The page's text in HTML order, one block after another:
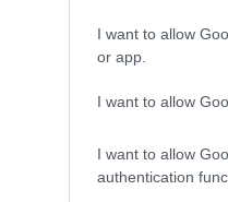
I want to allow
or app.
I want to allow
I want to allow
authentication
concept car, ο Πρόεδρος
MX-5, και ο κόσμος αγαπά
διατηρήσουμε ζωντανή τη
το διπλό περιστροφικό
όνειρο στο οποίο θα
οχήματα που θα